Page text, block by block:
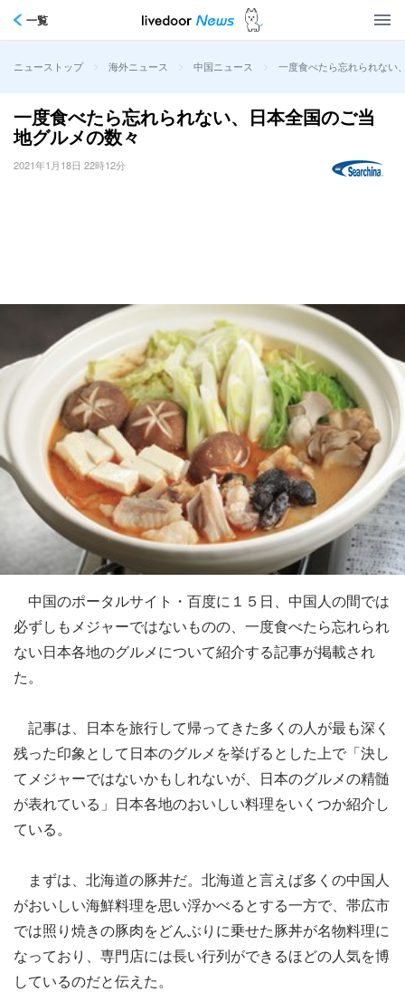
一覧
ニューストップ > 海外ニュース > 中国ニュース > 一度食べたら忘れられな
一度食べたら忘れられない、日本全国のご当
地グルメの数々
2021年1月18日 22時12分
中国のポータルサイト・百度に１５日、中国人の間では
必ずしもメジャーではないものの、一度食べたら忘れられ
ない日本各地のグルメについて紹介する記事が掲載され
た。
記事は、日本を旅行して帰ってきた多くの人が最も深く
残った印象として日本のグルメを挙げるとした上で「決し
てメジャーではないかもしれないが、日本のグルメの精髄
が表れている」日本各地のおいしい料理をいくつか紹介し
ている。
まずは、北海道の豚丼だ。北海道と言えば多くの中国人
がおいしい海鮮料理を思い浮かべるとする一方で、帯広市
では照り焼きの豚肉をどんぶりに乗せた豚丼が名物料理に
なっており、専門店には長い行列ができるほどの人気を博
しているのだと伝えた。